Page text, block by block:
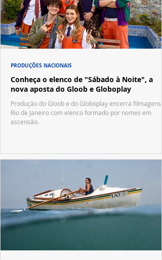
Conheça o elenco de "Sábado à Noite", a
nova aposta do Gloob e Globoplay
Produção do Gloob e do Globoplay encerra filmagens
Rio de Janeiro com elenco formado por nomes em
ascensão.
PRODUÇÕES NACIONAIS